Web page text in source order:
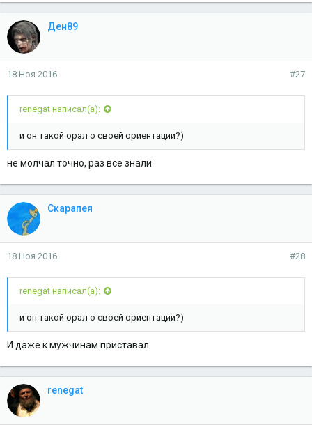
Ден89
18 Ноя 2016 #27
renegat написал(а):
и он такой орал о своей ориентации?)
не молчал точно, раз все знали
Скарапея
18 Ноя 2016 #28
renegat написал(а):
и он такой орал о своей ориентации?)
И даже к мужчинам приставал.
renegat